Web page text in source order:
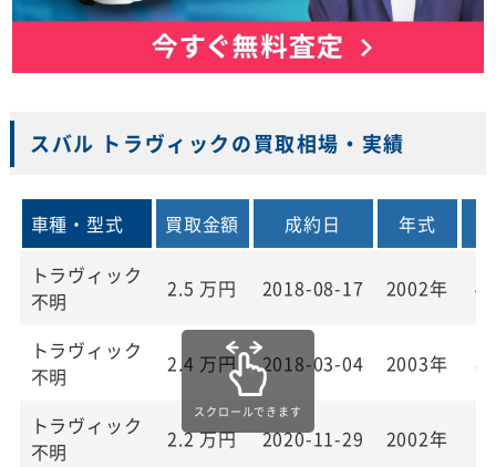
スバル トラヴィックの買取相場・実績
車種・型式 買取金額 成約日 年式
トラヴィック
不明
2.5 万円 2018-08-17 2002年
トラヴィック
不明
2.4 万円 2018-03-04 2003年
トラヴィック
不明
2.2万円 2020-11-29 2002年